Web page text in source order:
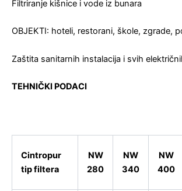
Filtriranje kišnice i vode iz bunara
OBJEKTI: hoteli, restorani, škole, zgrade,
Zaštita sanitarnih instalacija i svih
TEHNIČKI PODACI
Cintropur
tip filtera
NW
280
NW
340
NW
400